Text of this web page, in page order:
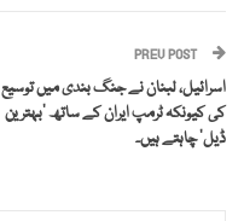
PREV POST
اسرائیل، لبنان نے جنگ بندی میں توسیع
کی کیونکہ ٹرمپ ایران کے ساتھ ‘بہترین
ڈیل’ چاہتے ہیں۔